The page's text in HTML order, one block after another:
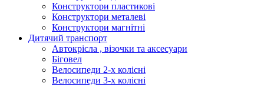
Конструктори пластикові
Конструктори металеві
Конструктори магнітні
Дитячий транспорт
Автокрісла , візочки та аксесуари
Біговел
Велосипеди 2-х колісні
Велосипеди 3-х колісні